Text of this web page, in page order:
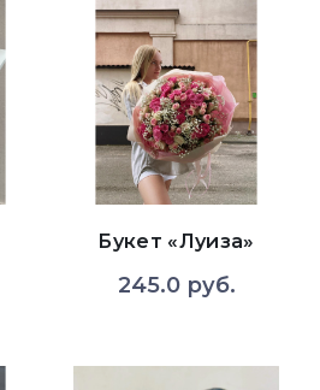
Букет «Луиза»
245.0 руб.